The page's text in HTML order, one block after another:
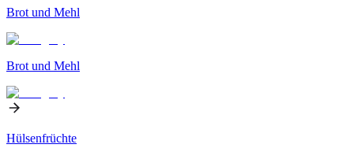
Brot und Mehl
Brot und Mehl
Hülsenfrüchte